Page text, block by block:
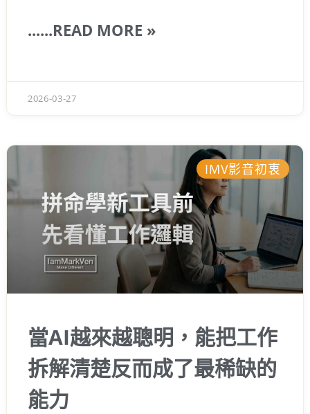
都聽不懂他們講的話，或是覺得公司的決策很
藉著直覺做事，把別人灌輸的意見當作真理，
遇到問題時腦袋就自動切換成偷懶模式。這篇
來，想跟你分享幾個能打破盲點的底層邏輯。
如果你也曾感覺工作卡卡的，希望這些經驗能
幫你少走一點彎路，真正打開你的職場思維。
......READ MORE »
2026-03-27
IMV影音初衷
當AI越來越聰明，能把工作
拆解清楚反而成了最稀缺的
能力